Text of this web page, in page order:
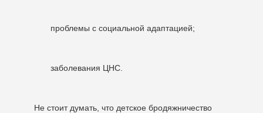
проблемы с социальной адаптацией;
заболевания ЦНС.
Не стоит думать, что детское бродяжничество